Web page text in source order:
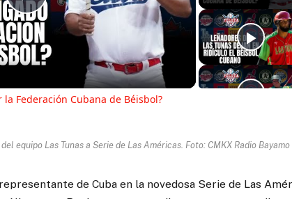
Play
Video
Federación Cubana de Béisbol?
equipo Las Tunas a Serie de Las Américas. Foto: CMKX Radio Bayamo
de Cuba en la novedosa Serie de Las